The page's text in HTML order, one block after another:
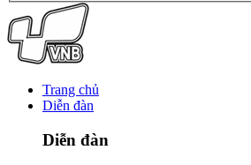
Trang chủ
Diễn đàn
Diễn đàn